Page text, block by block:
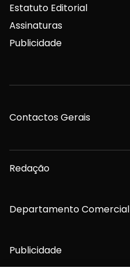
Estatuto Editorial
Assinaturas
Publicidade
Contactos Gerais
Redação
Departamento Comercial
Publicidade